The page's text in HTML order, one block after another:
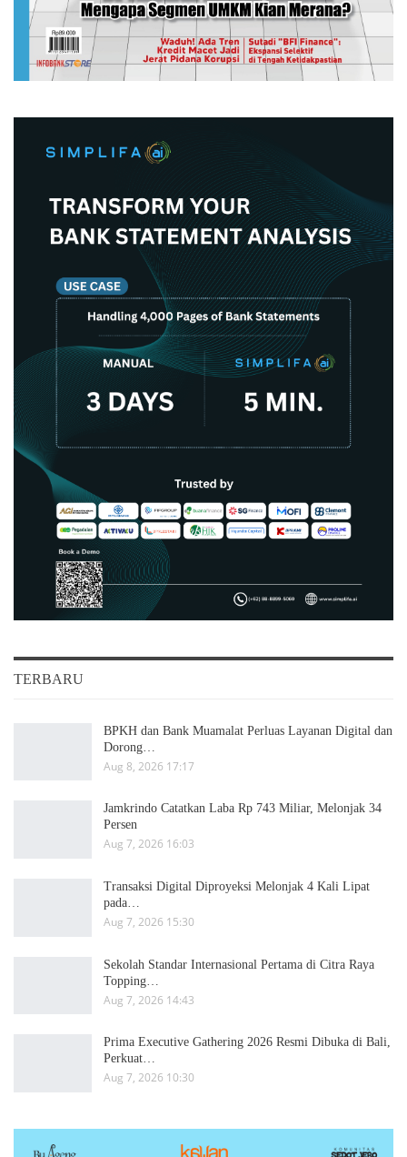
TERBARU
BPKH dan Bank Muamalat Perluas Layanan Digital dan
Dorong…
Aug 8, 2026 17:17
Jamkrindo Catatkan Laba Rp 743 Miliar, Melonjak 34
Persen
Aug 7, 2026 16:03
Transaksi Digital Diproyeksi Melonjak 4 Kali Lipat
pada…
Aug 7, 2026 15:30
Sekolah Standar Internasional Pertama di Citra Raya
Topping…
Aug 7, 2026 14:43
Prima Executive Gathering 2026 Resmi Dibuka di Bali,
Perkuat…
Aug 7, 2026 10:30